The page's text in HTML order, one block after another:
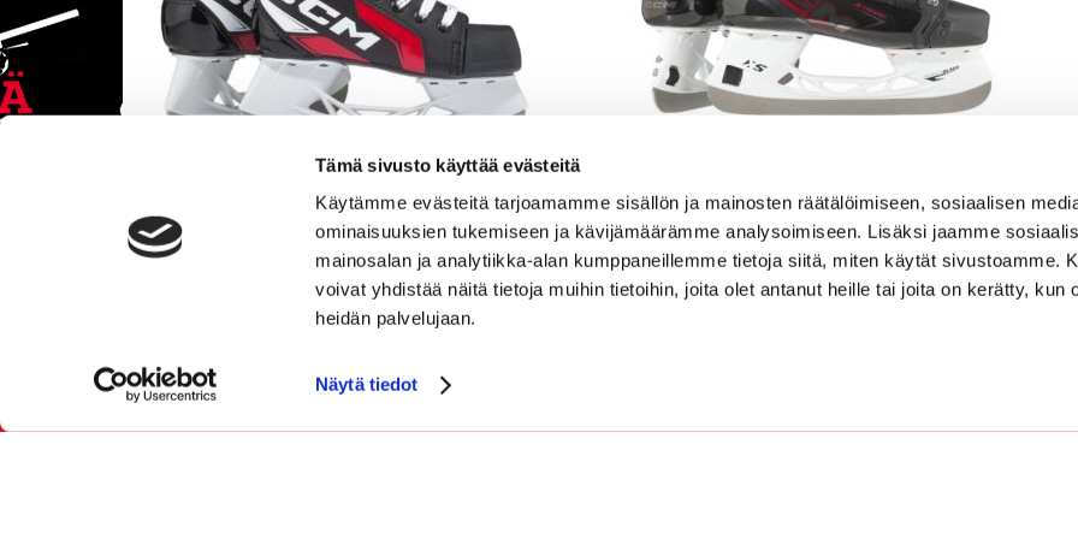
Tämä sivusto käyttää evästeitä
Käytämme evästeitä tarjoamamme sisällön ja mainosten räätälöimiseen, sosiaalisen
ominaisuuksien tukemiseen ja kävijämäärämme analysoimiseen. Lisäksi jaamme
mainosalan ja analytiikka-alan kumppaneillemme tietoja siitä, miten käytät sivustoamme.
voivat yhdistää näitä tietoja muihin tietoihin, joita olet antanut heille tai joita on kerätty, kun
heidän palvelujaan.
Näytä tiedot
CCM SK NEXT YT
69.90
Tarkastele tuotetta
CCM SK JETSPEED FT8 SR
749.00
Tarkastele tuotetta